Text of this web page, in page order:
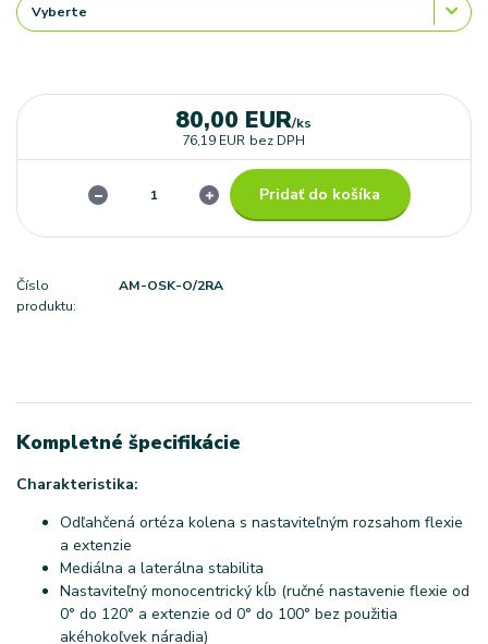
80,00 EUR/ks
76,19 EUR bez DPH
Pridať do košíka
Číslo
produktu:
AM-OSK-O/2RA
Kompletné špecifikácie
Charakteristika:
Odľahčená ortéza kolena s nastaviteľným rozsahom flexie
a extenzie
Mediálna a laterálna stabilita
Nastaviteľný monocentrický kĺb (ručné nastavenie flexie od
0° do 120° a extenzie od 0° do 100° bez použitia
akéhokoľvek náradia)